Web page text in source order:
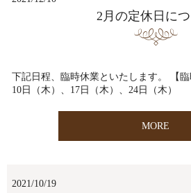
2月の定休日に
下記日程、臨時休業といたします。 【臨
10日（木）、17日（木）、24日（木）
MORE
2021/10/19